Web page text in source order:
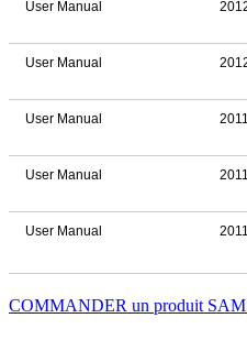
User Manual
User Manual
User Manual
User Manual
User Manual
COMMANDER un produit